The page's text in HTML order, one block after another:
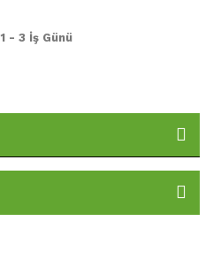
1 - 3 İş Günü